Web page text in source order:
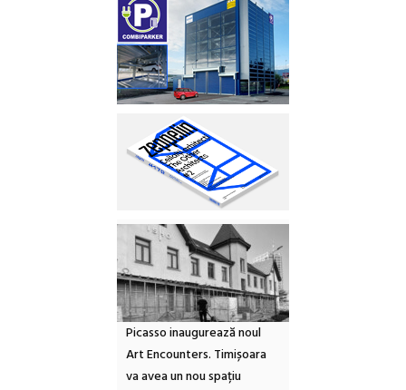
Picasso inaugurează noul
Art Encounters. Timișoara
va avea un nou spațiu